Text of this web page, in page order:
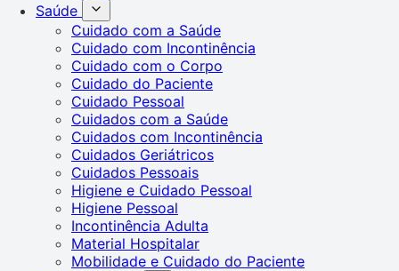
Saúde
Cuidado com a Saúde
Cuidado com Incontinência
Cuidado com o Corpo
Cuidado do Paciente
Cuidado Pessoal
Cuidados com a Saúde
Cuidados com Incontinência
Cuidados Geriátricos
Cuidados Pessoais
Higiene e Cuidado Pessoal
Higiene Pessoal
Incontinência Adulta
Material Hospitalar
Mobilidade e Cuidado do Paciente